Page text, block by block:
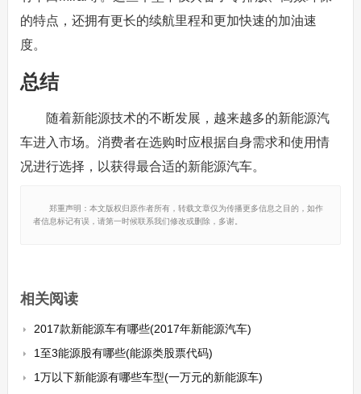
的特点，还拥有更长的续航里程和更加快速的加油速
度。
总结
随着新能源技术的不断发展，越来越多的新能源汽
车进入市场。消费者在选购时应根据自身需求和使用情
况进行选择，以获得最合适的新能源汽车。
郑重声明：本文版权归原作者所有，转载文章仅为传播更多信息之目的，如作
者信息标记有误，请第一时候联系我们修改或删除，多谢。
相关阅读
2017款新能源车有哪些(2017年新能源汽车)
1至3能源股有哪些(能源类股票代码)
1万以下新能源有哪些车型(一万元的新能源车)